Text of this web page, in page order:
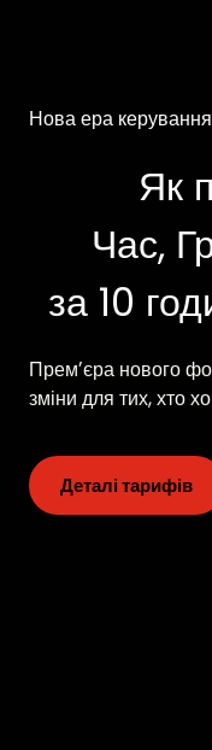
Нова ера
Як
Час,
за 10
Премʼєра нового
зміни для тих, хто
Деталі тарифів